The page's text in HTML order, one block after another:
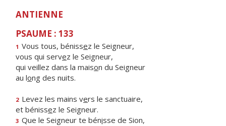
ANTIENNE
PSAUME : 133
1 Vous tous, bénissez le Seigneur,
vous qui servez le Seigneur,
qui veillez dans la maison du Seigneur
au long des nuits.
2 Levez les mains vers le sanctuaire,
et bénissez le Seigneur.
3 Que le Seigneur te bénisse de Sion,